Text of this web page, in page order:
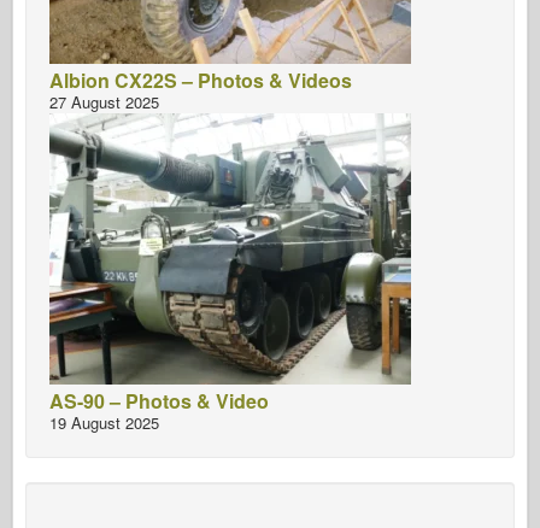
Albion CX22S – Photos & Videos
27 August 2025
AS-90 – Photos & Video
19 August 2025